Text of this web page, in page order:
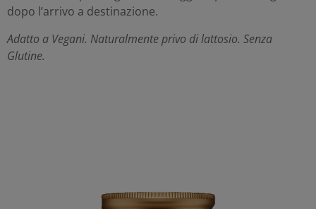
dopo l’arrivo a destinazione.
Adatto a Vegani. Naturalmente privo di lattosio. Senza
Glutine.